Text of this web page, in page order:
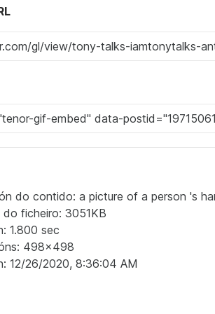
do contido: a picture of a person 's
do ficheiro: 3051KB
1.800 sec
498x498
12/26/2020, 8:36:04 AM